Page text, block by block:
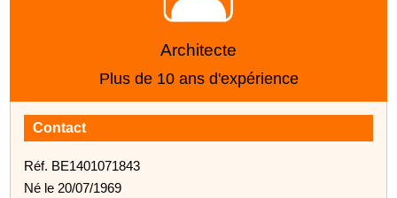
Architecte
Plus de 10 ans d'expérience
Contact
Réf. BE1401071843
Né le 20/07/1969